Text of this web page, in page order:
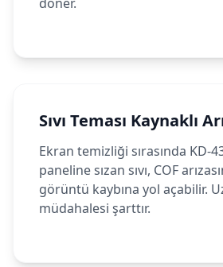
Sıvı Teması Kaynaklı
Ekran temizliği sırasında KD-
paneline sızan sıvı, COF
görüntü kaybına yol açabilir.
müdahalesi şarttır.